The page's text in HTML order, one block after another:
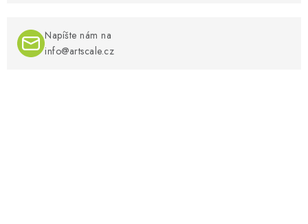
Napíšte nám na
info@artscale.cz​